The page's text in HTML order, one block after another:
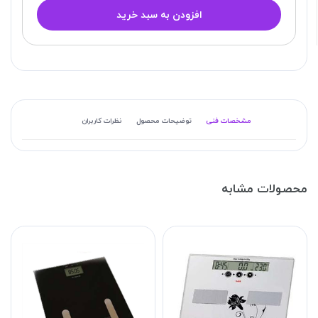
افزودن به سبد خرید
مشخصات فنی توضیحات محصول نظرات کاربران
محصولات مشابه